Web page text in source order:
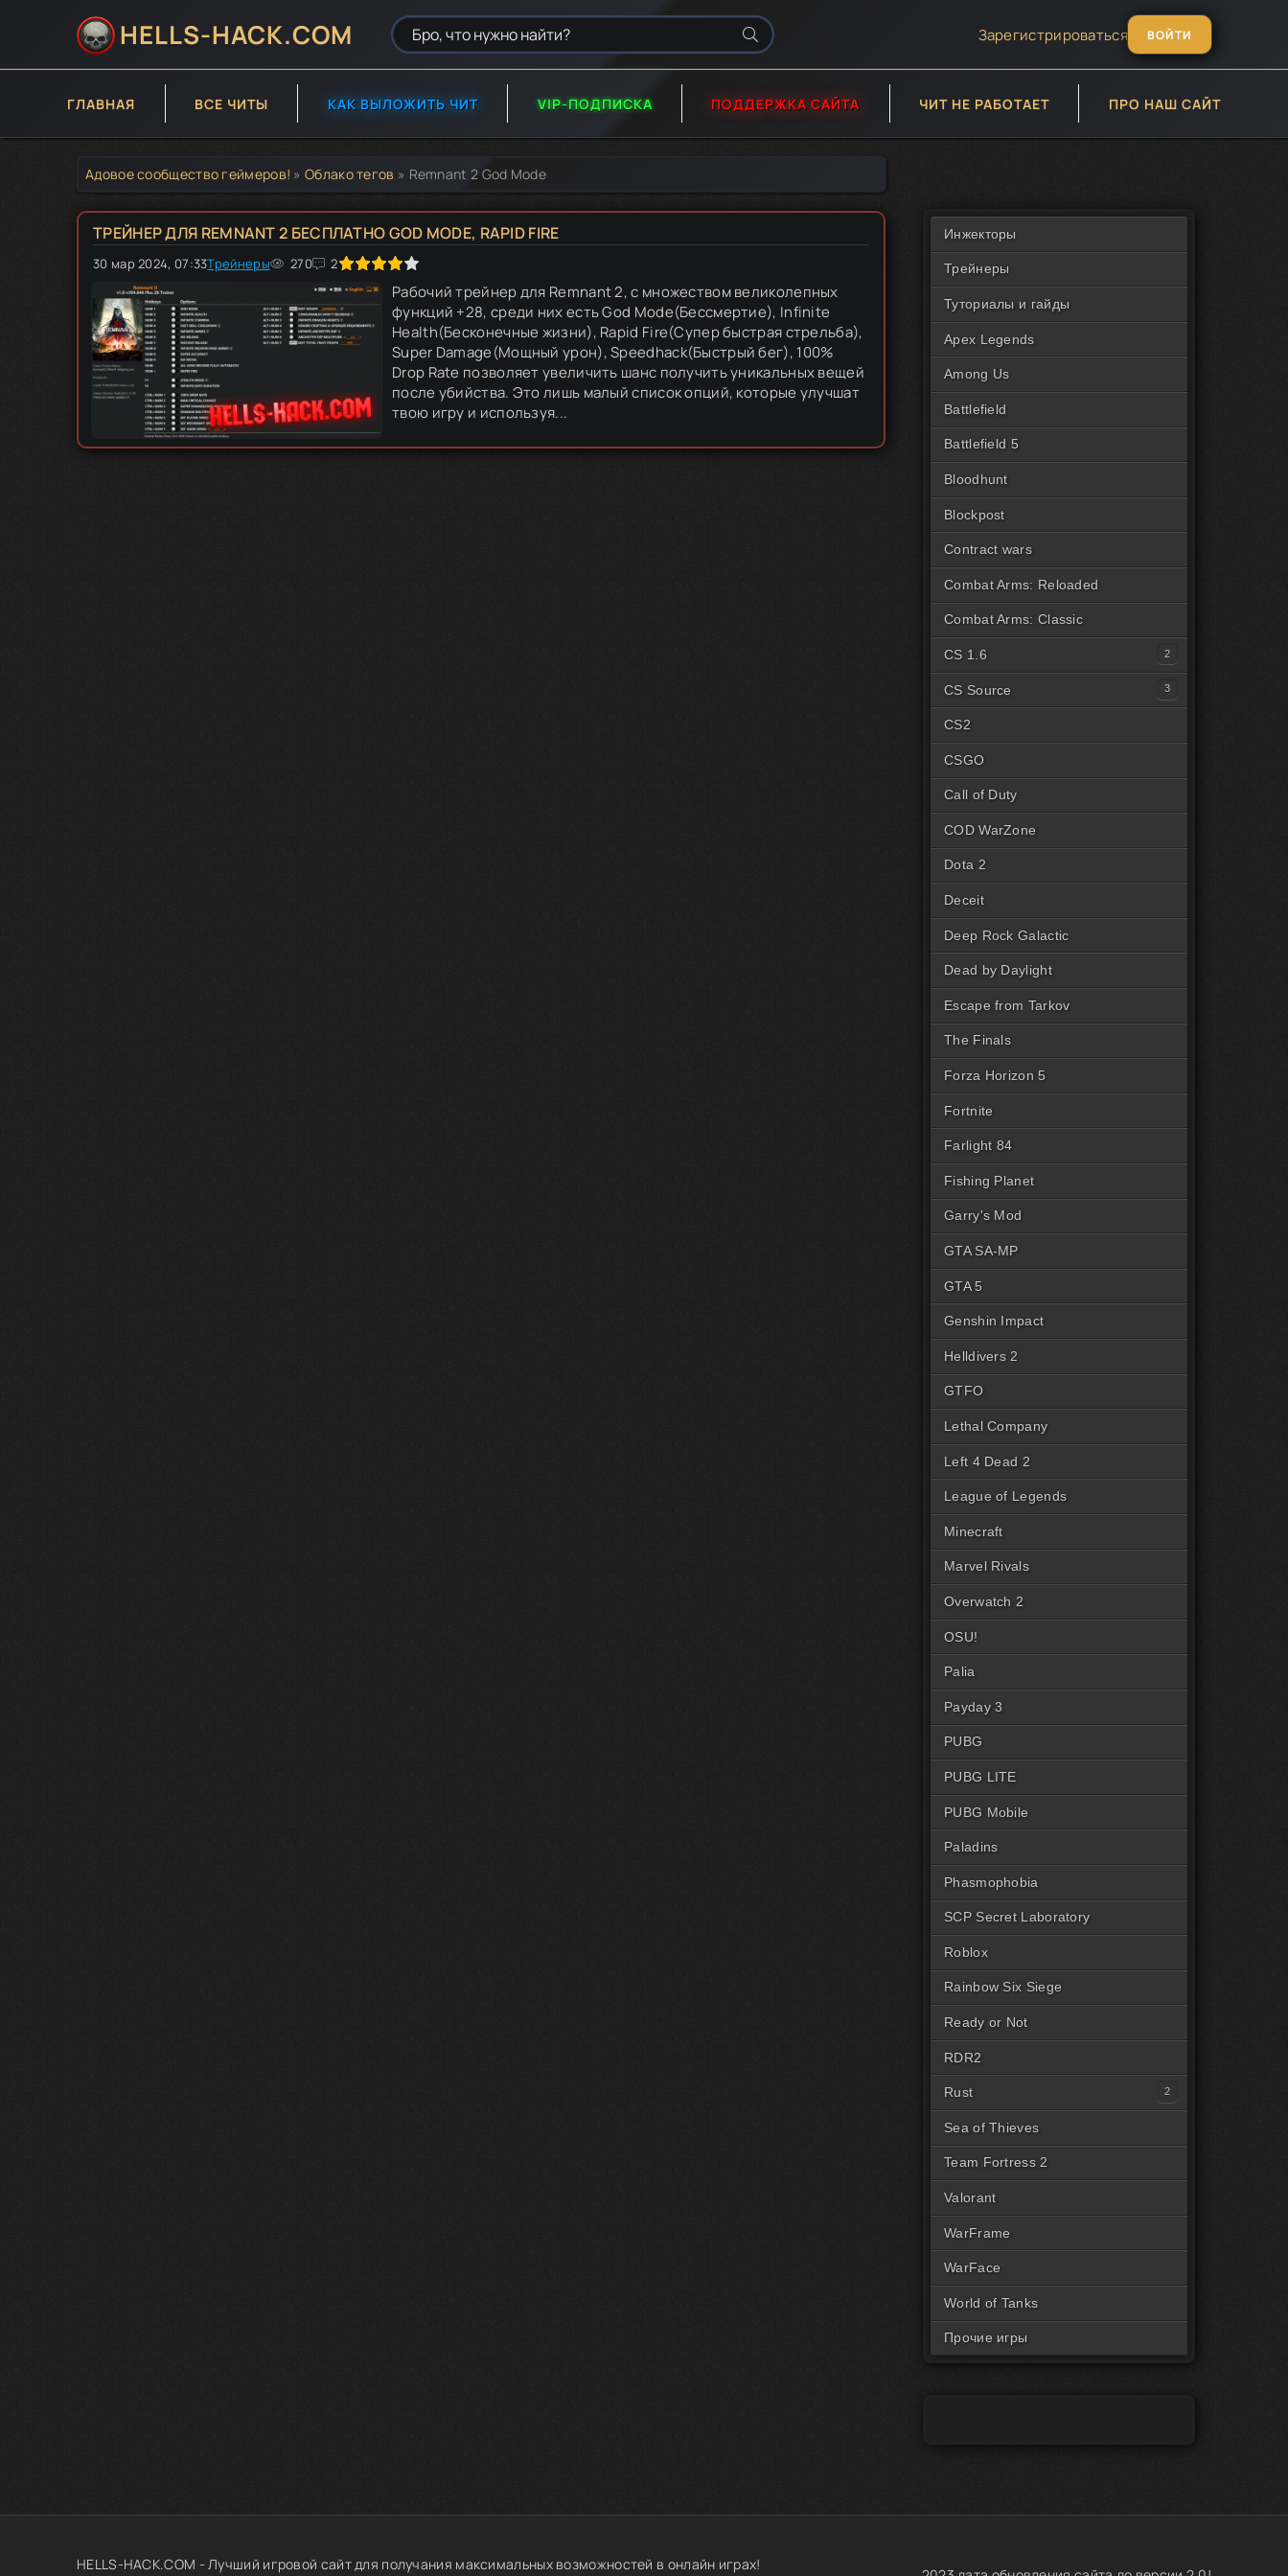
HELLS-HACK.COM Зарегистрироваться ВОЙТИ
ГЛАВНАЯ ВСЕ ЧИТЫ КАК ВЫЛОЖИТЬ ЧИТ VIP-ПОДПИСКА ПОДДЕРЖКА САЙТА ЧИТ НЕ РАБОТАЕТ ПРО НАШ САЙТ
Адовое сообщество геймеров! »Облако тегов » Remnant 2 God Mode
ТРЕЙНЕР ДЛЯ REMNANT 2 БЕСПЛАТНО GOD MODE, RAPID FIRE
30 мар 2024, 07:33Трейнеры 270 2
80 1 2 3 4 5
Рабочий трейнер для Remnant 2, с множеством великолепных
функций +28, среди них есть God Mode(Бессмертие), Infinite
Health(Бесконечные жизни), Rapid Fire(Супер быстрая стрельба),
Super Damage(Мощный урон), Speedhack(Быстрый бег), 100%
Drop Rate позволяет увеличить шанс получить уникальных вещей
после убийства. Это лишь малый список опций, которые улучшат
твою игру и используя...
Инжекторы
Трейнеры
Туториалы и гайды
Apex Legends
Among Us
Battlefield
Battlefield 5
Bloodhunt
Blockpost
Contract wars
Combat Arms: Reloaded
Combat Arms: Classic
CS 1.6
Читы для CS1.6 [Steam]
Читы для CS1.6 [Пиратка]
CS Source
Читы на CSS Steam
Читы на CSS Пиратка
CS2
CSGO
Call of Duty
COD WarZone
Dota 2
Deceit
Deep Rock Galactic
Dead by Daylight
Escape from Tarkov
The Finals
Forza Horizon 5
Fortnite
Farlight 84
Fishing Planet
Garry's Mod
GTA SA-MP
GTA 5
Genshin Impact
Helldivers 2
GTFO
Lethal Company
Left 4 Dead 2
League of Legends
Minecraft
Marvel Rivals
Overwatch 2
OSU!
Palia
Payday 3
PUBG
PUBG LITE
PUBG Mobile
Paladins
Phasmophobia
SCP Secret Laboratory
Roblox
Rainbow Six Siege
Ready or Not
RDR2
Rust
Читы на Rust Steam
Читы на Rust Пиратка
Sea of Thieves
Team Fortress 2
Valorant
WarFrame
WarFace
World of Tanks
Прочие игры
HELLS-HACK.COM - Лучший игровой сайт для получания максимальных возможностей в онлайн играх!